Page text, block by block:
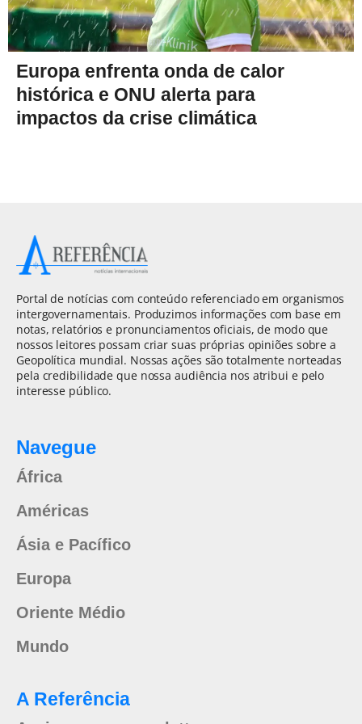
Europa enfrenta onda de calor
histórica e ONU alerta para
impactos da crise climática
Portal de notícias com conteúdo referenciado em organismos
intergovernamentais. Produzimos informações com base em
notas, relatórios e pronunciamentos oficiais, de modo que
nossos leitores possam criar suas próprias opiniões sobre a
Geopolítica mundial. Nossas ações são totalmente norteadas
pela credibilidade que nossa audiência nos atribui e pelo
interesse público.
Navegue
África
Américas
Ásia e Pacífico
Europa
Oriente Médio
Mundo
A Referência